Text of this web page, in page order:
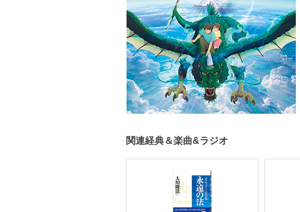
関連経典＆楽曲&ラジオ